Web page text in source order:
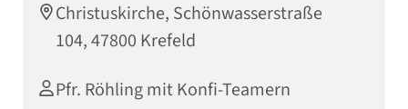
Christuskirche, Schönwasserstraße
104, 47800 Krefeld
Pfr. Röhling mit Konfi-Teamern